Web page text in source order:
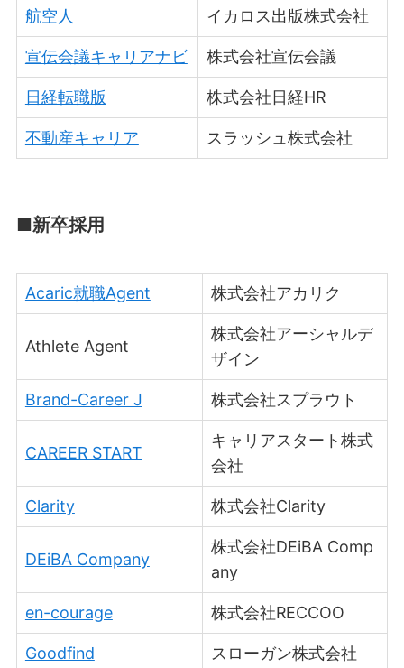
航空人 イカロス出版株式会社
宣伝会議キャリアナビ 株式会社宣伝会議
日経転職版 株式会社日経HR
不動産キャリア スラッシュ株式会社
■新卒採用
Acaric就職Agent 株式会社アカリク
Athlete Agent
株式会社アーシャルデ
ザイン
Brand-Career J 株式会社スプラウト
CAREER START
キャリアスタート株式
会社
Clarity 株式会社Clarity
DEiBA Company
株式会社DEiBA Comp
any
en-courage 株式会社RECCOO
Goodfind スローガン株式会社